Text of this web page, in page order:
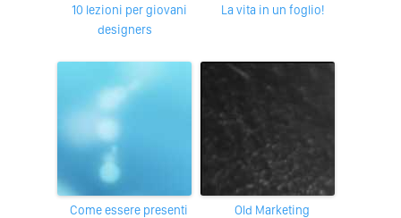
10 lezioni per giovani
designers
La vita in un foglio!
Come essere presenti
Old Marketing